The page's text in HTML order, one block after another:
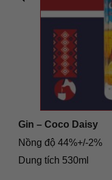
Nồng độ 44%+/-2%
Dung tích 530ml
Gin – Coco Daisy